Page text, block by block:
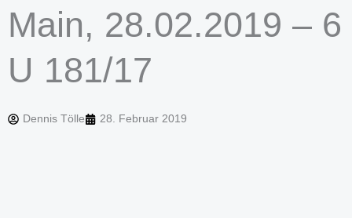
Main, 28.02.2019 – 6
U 181/17
Dennis Tölle 28. Februar 2019